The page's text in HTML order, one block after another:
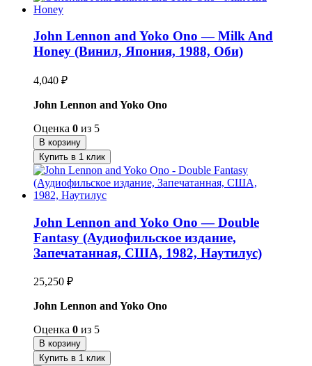
John Lennon and Yoko Ono — Milk And
Honey (Винил, Япония, 1988, Оби)
4,040 ₽
John Lennon and Yoko Ono
Оценка 0 из 5
В корзину
Купить в 1 клик
John Lennon and Yoko Ono — Double
Fantasy (Аудиофильское издание,
Запечатанная, США, 1982, Наутилус)
25,250 ₽
John Lennon and Yoko Ono
Оценка 0 из 5
В корзину
Купить в 1 клик